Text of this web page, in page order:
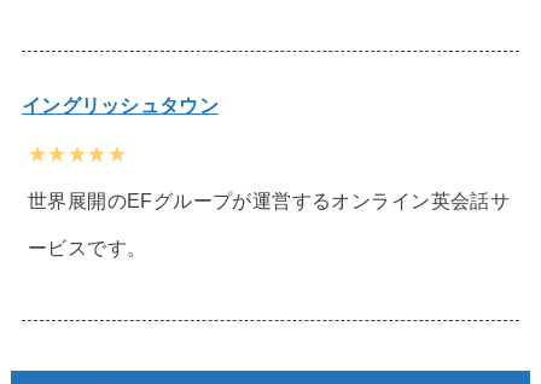
イングリッシュタウン
★★★★★
世界展開のEFグループが運営するオンライン英会話サ
ービスです。